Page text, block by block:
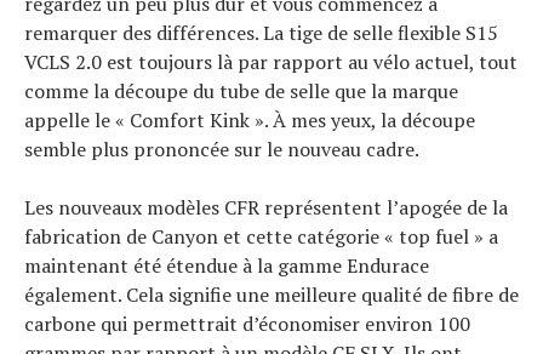
remarquer des différences. La tige de selle flexible S15
VCLS 2.0 est toujours là par rapport au vélo actuel, tout
comme la découpe du tube de selle que la marque
appelle le « Comfort Kink ». À mes yeux, la découpe
semble plus prononcée sur le nouveau cadre.
Les nouveaux modèles CFR représentent l’apogée de la
fabrication de Canyon et cette catégorie « top fuel » a
maintenant été étendue à la gamme Endurace
également. Cela signifie une meilleure qualité de fibre de
carbone qui permettrait d’économiser environ 100